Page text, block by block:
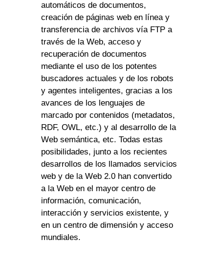
automáticos de documentos,
creación de páginas web en línea y
transferencia de archivos vía FTP a
través de la Web, acceso y
recuperación de documentos
mediante el uso de los potentes
buscadores actuales y de los robots
y agentes inteligentes, gracias a los
avances de los lenguajes de
marcado por contenidos (metadatos,
RDF, OWL, etc.) y al desarrollo de la
Web semántica, etc. Todas estas
posibilidades, junto a los recientes
desarrollos de los llamados servicios
web y de la Web 2.0 han convertido
a la Web en el mayor centro de
información, comunicación,
interacción y servicios existente, y
en un centro de dimensión y acceso
mundiales.